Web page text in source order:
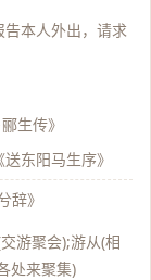
本人外出，请求
郦生传》
送东阳马生序》
辞》
游聚会);游从(相
处来聚集)